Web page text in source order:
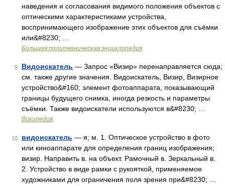
наведения и согласования видимого положения объектов с
оптическими характеристиками устройства,
воспринимающего изображение этих объектов для съёмки
или&#8230; …
Большая политехническая энциклопедия
9 Видоискатель — Запрос «Визир» перенаправляется сюда;
см. также другие значения. Видоискатель, Визир, Визирное
устройство&#160; элемент фотоаппарата, показывающий
границы будущего снимка, иногда резкость и параметры
съёмки. Также видоискатели используются в&#8230; …
Википедия
10 видоискатель — я; м. 1. Оптическое устройство в фото
или киноаппарате для определения границ изображения;
визир. Направить в. на объект. Рамочный в. Зеркальный в.
2. Устройство в виде рамки с рукояткой, применяемое
художниками для ограничения поля зрения при&#8230; …